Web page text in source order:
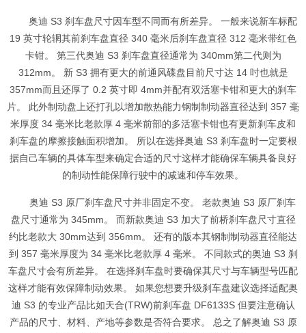
奥迪 S3 刹车盘尺寸因车型不同而有所差异。 一般来说新车标配
19 英寸轮辋其前刹车盘直径 340 毫米后刹车盘直径 312 毫米带红色
卡钳。 第三代奥迪 S3 刹车盘直径通常为 340mm第二代则为
312mm。 新 S3 拥有更大的前通风碟盘目前尺寸达 14 吋也就是
357mm而且还厚了 0.2 英寸即 4mm并配有双活塞卡钳和更大的刹车
片。 此外制动盘上还打孔以增加散热能力钢制制动器直径达到 357 毫
米厚度 34 毫米比老款厚 4 毫米前部的多活塞卡钳也有更新刹车皮和
刹车盘的摩擦接触面积增加。 所以在选择奥迪 S3 刹车盘时一定要根
据自己车辆的具体车型来确定合适的尺寸这样才能确保车辆具备良好
的制动性能保障行驶中的减速和停车效果。
奥迪 S3 原厂刹车盘尺寸并非固定不变。 老款奥迪 S3 原厂刹车
盘尺寸通常为 345mm。 而新款奥迪 S3 加大了前桥刹车盘尺寸直径
约比老款大 30mm达到 356mm。 还有的版本其钢制制动器直径能达
到 357 毫米厚度为 34 毫米比老款厚 4 毫米。 不同款式的奥迪 S3 刹
车盘尺寸会有所差异。 在选择刹车盘时要确保其尺寸与车辆型号匹配
这样才能有效保障制动效果。 如果您想要升级刹车盘建议选择适配奥
迪 S3 的专业产品比如天合(TRW)前刹车盘 DF6133S 但要注意确认
产品的尺寸、材料、产地等参数是否符合要求。 总之了解奥迪 S3 原